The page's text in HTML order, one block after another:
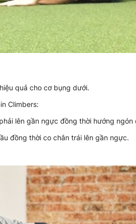
quả cho cơ bụng dưới.
Climbers:
lên gần ngực đồng thời hướng ngón
đồng thời co chân trái lên gần ngực.